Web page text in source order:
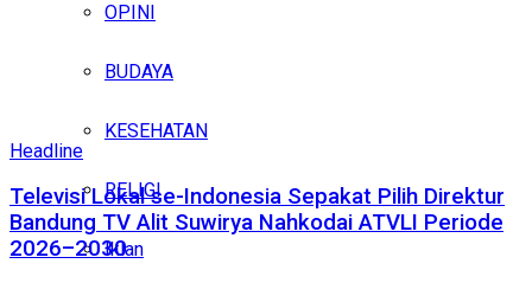
OPINI
BUDAYA
KESEHATAN
RELIGI
Iklan
Headline
Televisi Lokal se-Indonesia Sepakat Pilih Direktur
Bandung TV Alit Suwirya Nahkodai ATVLI Periode
2026–2030